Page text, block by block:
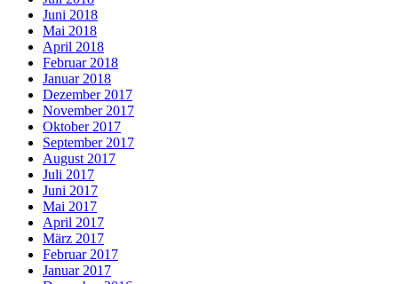
Juni 2018
Mai 2018
April 2018
Februar 2018
Januar 2018
Dezember 2017
November 2017
Oktober 2017
September 2017
August 2017
Juli 2017
Juni 2017
Mai 2017
April 2017
März 2017
Februar 2017
Januar 2017